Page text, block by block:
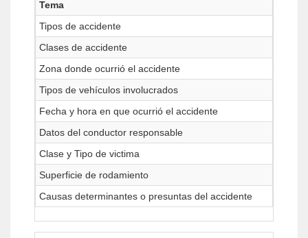
Tema
Tipos de accidente
Clases de accidente
Zona donde ocurrió el accidente
Tipos de vehículos involucrados
Fecha y hora en que ocurrió el accidente
Datos del conductor responsable
Clase y Tipo de victima
Superficie de rodamiento
Causas determinantes o presuntas del accidente